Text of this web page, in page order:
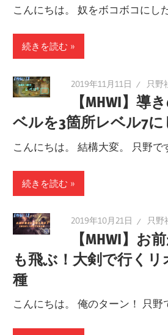
こんにちは。 奴をボコボコにし
続きを読む
2019年11月11日 只野
【MHWI】導
ベルを3箇所レベル7に
こんにちは。 結構大変。 只野で
続きを読む
2019年10月21日 只野
【MHWI】お
も飛ぶ！大剣で行く
種
こんにちは。 俺のターン！ 只野